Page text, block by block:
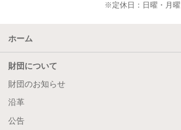
※定休日：日曜・月曜
ホーム
財団について
財団のお知らせ
沿革
公告